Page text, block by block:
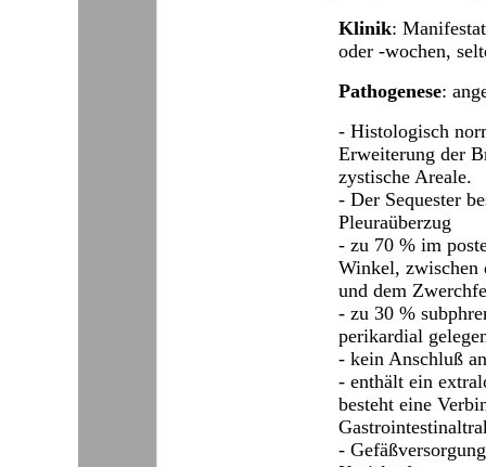
Klinik:
oder -wochen,
Pathogenese:
- Histologisch
Erweiterung der
zystische Areale.
- Der Sequester
Pleuraüberzug
- zu 70 % im
Winkel, zwischen
und dem
- zu 30 %
perikardial
- kein Anschluß
- enthält ein
besteht eine
-